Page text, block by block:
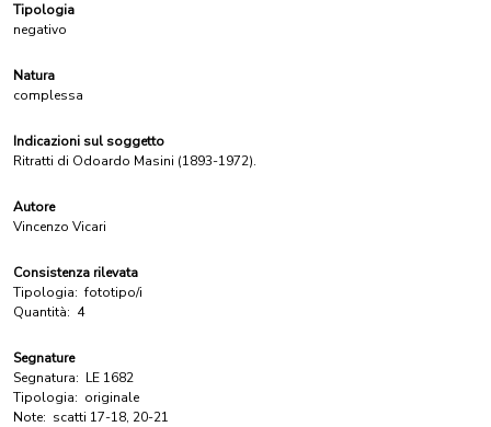
Tipologia
negativo
Natura
complessa
Indicazioni sul soggetto
Ritratti di Odoardo Masini (1893-1972).
Autore
Vincenzo Vicari
Consistenza rilevata
Tipologia: fototipo/i
Quantità: 4
Segnature
Segnatura: LE 1682
Tipologia: originale
Note: scatti 17-18, 20-21